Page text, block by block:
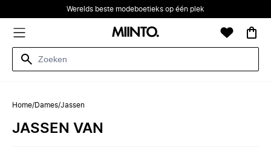
Werelds beste modeboetieks op één plek
Home/Dames/Jassen
JASSEN VAN